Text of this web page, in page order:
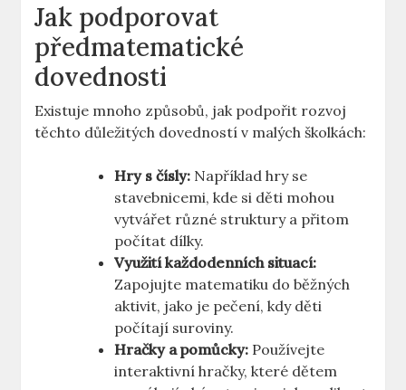
Jak podporovat
předmatematické
dovednosti
Existuje mnoho způsobů, jak podpořit rozvoj
těchto důležitých dovedností v malých školkách:
Hry s čísly: Například hry se
stavebnicemi, kde si děti mohou
vytvářet různé struktury a přitom
počítat dílky.
Využití každodenních situací:
Zapojujte matematiku do běžných
aktivit, jako je pečení, kdy děti
počítají suroviny.
Hračky a pomůcky: Používejte
interaktivní hračky, které dětem